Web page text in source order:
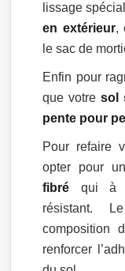
lissage
en extérieur,
le sac de
Enfin pour
que votresol
pente pour
Pour refaire
opter pour
fibré qui à
résistant.
composition
renforcer